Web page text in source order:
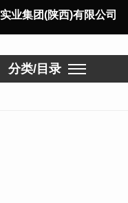
业集团(陕西)有限公司
分类/目录